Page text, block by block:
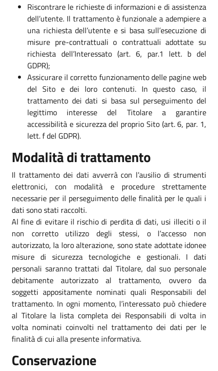
Riscontrare le richieste di informazioni e di assistenza
dell’utente. Il trattamento è funzionale a adempiere a
una richiesta dell’utente e si basa sull’esecuzione di
misure pre-contrattuali o contrattuali adottate su
richiesta dell’Interessato (art. 6, par.1 lett. b del
GDPR);
Assicurare il corretto funzionamento delle pagine web
del Sito e dei loro contenuti. In questo caso, il
trattamento dei dati si basa sul perseguimento del
legittimo interesse del Titolare a garantire
accessibilità e sicurezza del proprio Sito (art. 6, par. 1,
lett. f del GDPR).
Modalità di trattamento
Il trattamento dei dati avverrà con l’ausilio di strumenti
elettronici, con modalità e procedure strettamente
necessarie per il perseguimento delle finalità per le quali i
dati sono stati raccolti.
Al fine di evitare il rischio di perdita di dati, usi illeciti o il
non corretto utilizzo degli stessi, o l’accesso non
autorizzato, la loro alterazione, sono state adottate idonee
misure di sicurezza tecnologiche e gestionali. I dati
personali saranno trattati dal Titolare, dal suo personale
debitamente autorizzato al trattamento, ovvero da
soggetti appositamente nominati quali Responsabili del
trattamento. In ogni momento, l’interessato può chiedere
al Titolare la lista completa dei Responsabili di volta in
volta nominati coinvolti nel trattamento dei dati per le
finalità di cui alla presente informativa.
Conservazione